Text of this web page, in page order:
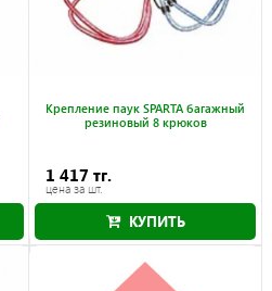
Крепление паук SPARTA багажный
резиновый 8 крюков
1 417 тг.
цена за шт.
КУПИТЬ